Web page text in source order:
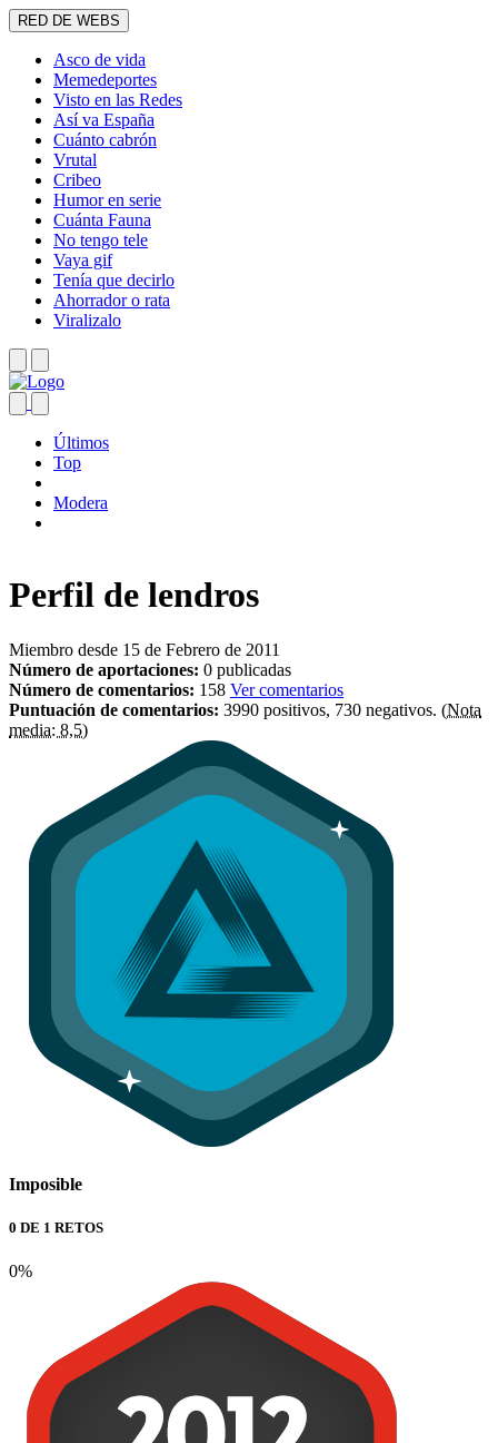
RED DE WEBS
Asco de vida
Memedeportes
Visto en las Redes
Así va España
Cuánto cabrón
Vrutal
Cribeo
Humor en serie
Cuánta Fauna
No tengo tele
Vaya gif
Tenía que decirlo
Ahorrador o rata
Viralizalo
Últimos
Top
Modera
Perfil de lendros
Miembro desde 15 de Febrero de 2011
Número de aportaciones: 0 publicadas
Número de comentarios: 158 Ver comentarios
Puntuación de comentarios: 3990 positivos, 730 negativos. (Nota
media: 8,5)
Imposible
0 DE 1 RETOS
0%